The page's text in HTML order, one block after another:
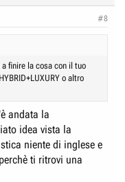
#8
finire la cosa con il tuo
o altro
andata la
idea vista la
niente di inglese e
ti ritrovi una